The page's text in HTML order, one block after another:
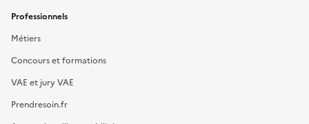
Professionnels
Métiers
Concours et formations
VAE et jury VAE
Prendresoin.fr